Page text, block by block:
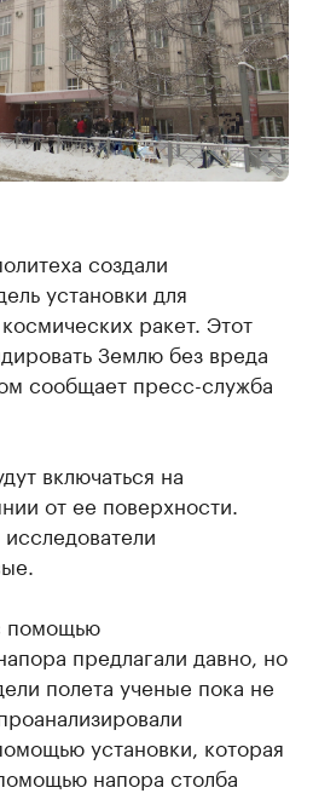
создали
установки для
ракет. Этот
Землю без вреда
сообщает пресс-служба
включаться на
от ее поверхности.
помощью
предлагали давно, но
полета ученые пока не
установки, которая
напора столба